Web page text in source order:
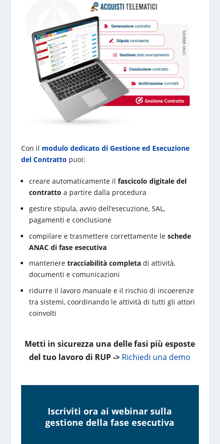
Con il modulo dedicato di Gestione ed Esecuzione
del Contratto puoi:
creare automaticamente il fascicolo digitale del
contratto a partire dalla procedura
gestire stipula, avvio dell’esecuzione, SAL,
pagamenti e conclusione
compilare e trasmettere correttamente le schede
ANAC di fase esecutiva
mantenere tracciabilità completadi attività,
documenti e comunicazioni
ridurre il lavoro manuale e il rischio di incoerenze
tra sistemi, coordinando le attività di tutti gli attori
coinvolti
Metti in sicurezza una delle fasi più esposte
del tuo lavoro di RUP -> Richiedi una demo
Iscriviti ora ai webinar sulla
gestione della fase esecutiva